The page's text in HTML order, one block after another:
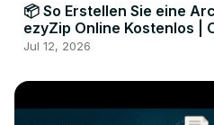
📦 So Erstellen Sie eine
ezyZip Online Kostenlos |
Softwareinstallation
Jul 12, 2026